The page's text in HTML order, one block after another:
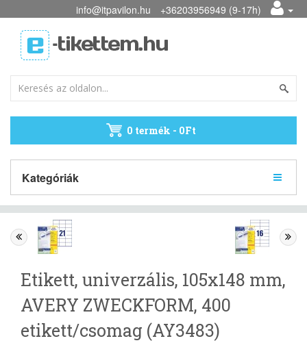
info@itpavilon.hu +36203956949 (9-17h)
0 termék - 0Ft
Kategóriák
Etikett, univerzális, 105x148 mm,
AVERY ZWECKFORM, 400
etikett/csomag (AY3483)